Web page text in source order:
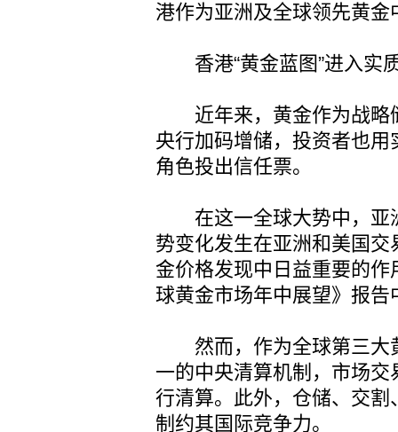
港作为亚洲及全球领先黄金
香港“黄金蓝图”进入实
近年来，黄金作为战略
央行加码增储，投资者也
角色投出信任票。
在这一全球大势中，亚
势变化发生在亚洲和美国
金价格发现中日益重要的作
球黄金市场年中展望》报告
然而，作为全球第三大
一的中央清算机制，市场
行清算。此外，仓储、交
制约其国际竞争力。